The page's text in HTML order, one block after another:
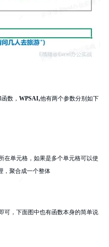
数， WPSAI,他有两个参数分别如下
在单元格，如果是多个单元格可以使
，聚合成一个整体
可，下面图中也有函数本身的简单说